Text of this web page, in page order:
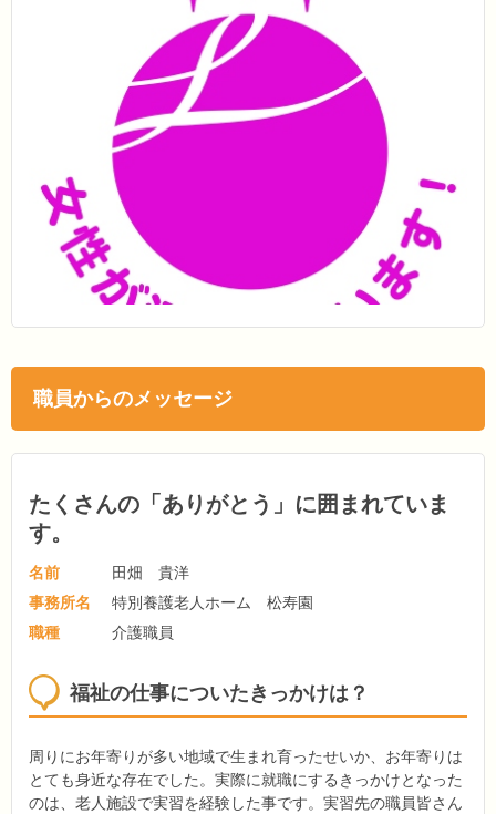
職員からのメッセージ
たくさんの「ありがとう」に囲まれていま
す。
名前
田畑 貴洋
事務所名
特別養護老人ホーム 松寿園
職種
介護職員
福祉の仕事についたきっかけは？
周りにお年寄りが多い地域で生まれ育ったせいか、お年寄りは
とても身近な存在でした。実際に就職にするきっかけとなった
のは、老人施設で実習を経験した事です。実習先の職員皆さん